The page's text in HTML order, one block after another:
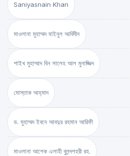
Saniyasnain Khan
মাওলানা মুহাম্মদ যাইনুল আবিদীন
শাইখ মুহাম্মাদ বিন সালেহ আল মুনাজ্জিদ
মোস্তাক আহ্‌মাদ
ড. মুহাম্মদ ইবনে আবদুর রহমান আরিফী
মাওলানা আশেক এলাহী বুলন্দশহরী রহ.